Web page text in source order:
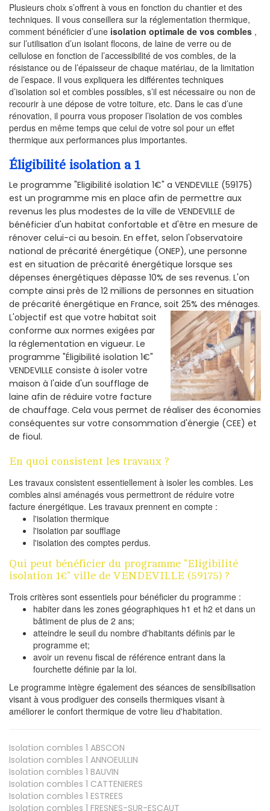
Plusieurs choix s’offrent à vous en fonction du chantier et des
techniques. Il vous conseillera sur la réglementation thermique,
comment bénéficier d’une isolation optimale de vos combles ,
sur l’utilisation d’un isolant flocons, de laine de verre ou de
cellulose en fonction de l’accessibilité de vos combles, de la
résistance ou de l’épaisseur de chaque matériau, de la limitation
de l’espace. Il vous expliquera les différentes techniques
d’isolation sol et combles possibles, s’il est nécessaire ou non de
recourir à une dépose de votre toiture, etc. Dans le cas d’une
rénovation, il pourra vous proposer l’isolation de vos combles
perdus en même temps que celui de votre sol pour un effet
thermique aux performances plus importantes.
Éligibilité isolation a 1
Le programme "Eligibilité isolation 1€" a VENDEVILLE (59175)
est un programme mis en place afin de permettre aux
revenus les plus modestes de la ville de VENDEVILLE de
bénéficier d'un habitat confortable et d'être en mesure de
rénover celui-ci au besoin. En effet, selon l'observatoire
national de précarité énergétique (ONEP), une personne
est en situation de précarité énergétique lorsque ses
dépenses énergétiques dépasse 10% de ses revenus. L'on
compte ainsi près de 12 millions de personnes en situation
de précarité énergétique en France, soit 25% des ménages.
L'objectif est que votre habitat soit
conforme aux normes exigées par
la réglementation en vigueur. Le
programme "Éligibilité isolation 1€"
VENDEVILLE consiste à isoler votre
maison à l'aide d'un soufflage de
laine afin de réduire votre facture
de chauffage. Cela vous permet de réaliser des économies
conséquentes sur votre consommation d'énergie (CEE) et
de fioul.
En quoi consistent les travaux ?
Les travaux consistent essentiellement à isoler les combles. Les
combles ainsi aménagés vous permettront de réduire votre
facture énergétique. Les travaux prennent en compte :
l'isolation thermique
l'isolation par soufflage
l'isolation des comptes perdus.
Qui peut bénéficier du programme "Eligibilité
isolation 1€" ville de VENDEVILLE (59175) ?
Trois critères sont essentiels pour bénéficier du programme :
habiter dans les zones géographiques h1 et h2 et dans un
bâtiment de plus de 2 ans;
atteindre le seuil du nombre d'habitants définis par le
programme et;
avoir un revenu fiscal de référence entrant dans la
fourchette définie par la loi.
Le programme intègre également des séances de sensibilisation
visant à vous prodiguer des conseils thermiques visant à
améliorer le confort thermique de votre lieu d'habitation.
Isolation combles 1 ABSCON
Isolation combles 1 ANNOEULLIN
Isolation combles 1 BAUVIN
Isolation combles 1 CATTENIERES
Isolation combles 1 ESTREES
Isolation combles 1 FRESNES-SUR-ESCAUT